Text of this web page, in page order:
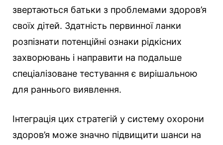
звертаються батьки з проблемами здоров’я
своїх дітей. Здатність первинної ланки
розпізнати потенційні ознаки рідкісних
захворювань і направити на подальше
спеціалізоване тестування є вирішальною
для раннього виявлення.
Інтеграція цих стратегій у систему охорони
здоров’я може значно підвищити шанси на